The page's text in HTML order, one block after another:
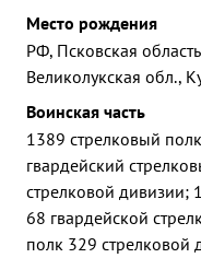
Место рождения
РФ, Псковская
Великолукская обл.,
Воинская часть
1389 стрелковый
гвардейский
стрелковой дивизии;
68 гвардейской
полк 329 стрелковой